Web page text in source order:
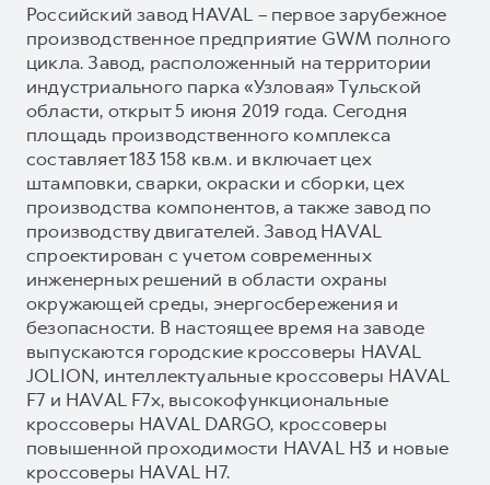
Российский завод HAVAL – первое зарубежное
производственное предприятие GWM полного
цикла. Завод, расположенный на территории
индустриального парка «Узловая» Тульской
области, открыт 5 июня 2019 года. Сегодня
площадь производственного комплекса
составляет 183 158 кв.м. и включает цех
штамповки, сварки, окраски и сборки, цех
производства компонентов, а также завод по
производству двигателей. Завод HAVAL
спроектирован с учетом современных
инженерных решений в области охраны
окружающей среды, энергосбережения и
безопасности. В настоящее время на заводе
выпускаются городские кроссоверы HAVAL
JOLION, интеллектуальные кроссоверы HAVAL
F7 и HAVAL F7x, высокофункциональные
кроссоверы HAVAL DARGO, кроссоверы
повышенной проходимости HAVAL H3 и новые
кроссоверы HAVAL H7.